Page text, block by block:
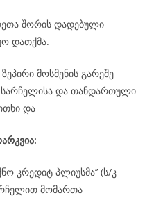
შორის დადებული
დათქმა.
მოსმენის გარეშე
სარჩელისა და თანდართული
და
კრედიტ პლიუსმა’’ (ს/კ
მომართა